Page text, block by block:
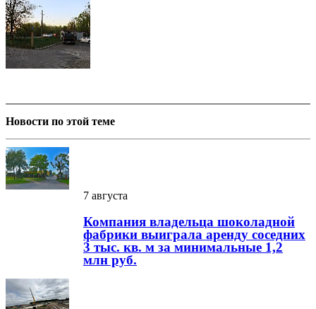
Новости по этой теме
7 августа
Компания владельца шоколадной
фабрики выиграла аренду соседних
3 тыс. кв. м за минимальные 1,2
млн руб.